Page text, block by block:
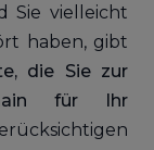
Sie vielleicht
haben, gibt
die Sie zur
für Ihr